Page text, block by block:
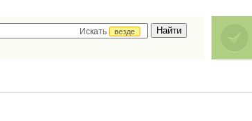
Искать
везде